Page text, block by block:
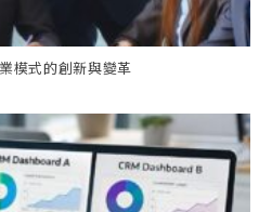
模式的創新與變革